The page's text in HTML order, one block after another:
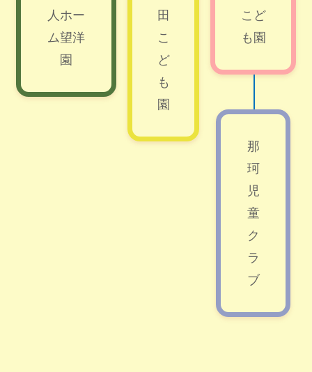
人ホー
ム望洋
園
田
こ
ど
も
園
こど
も園
那
珂
児
童
ク
ラ
ブ